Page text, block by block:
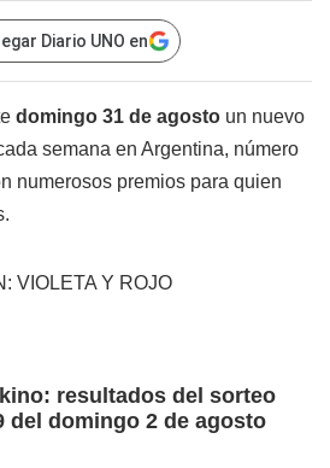
Diario UNO en
domingo 31 de agosto un nuevo
semana en Argentina, número
numerosos premios para quien
VIOLETA Y ROJO
resultados del sorteo
del domingo 2 de agosto